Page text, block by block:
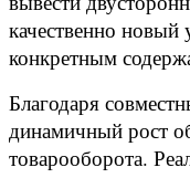
качественно новый
конкретным
Благодаря
динамичный рост
товарооборота.